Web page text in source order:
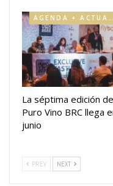
AGENDA + ACTUALIDAD
La séptima edición de
Puro Vino BRC llega
junio
PREV NEXT